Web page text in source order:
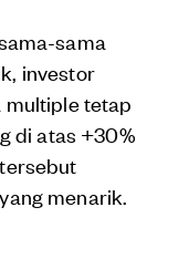
sama
investor
multiple tetap
di atas +30%
menarik.